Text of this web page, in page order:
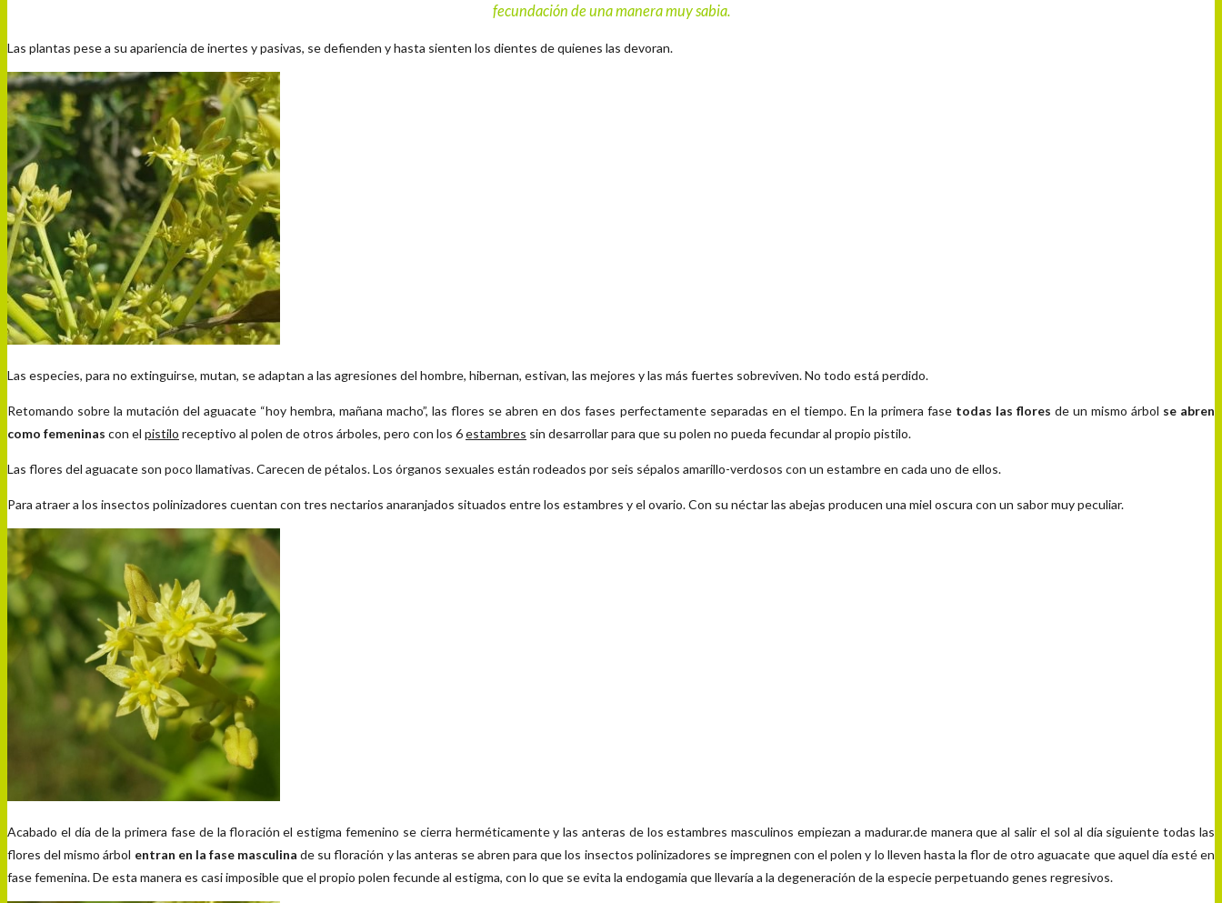
fecundación de una manera muy sabia.
Las plantas pese a su apariencia de inertes y pasivas, se defienden y hasta sienten los dientes de quienes las devoran.
Las especies, para no extinguirse, mutan, se adaptan a las agresiones del hombre, hibernan, estivan, las mejores y las más fuertes sobreviven. No todo está perdido.
Retomando sobre la mutación del aguacate “hoy hembra, mañana macho”, las flores se abren en dos fases perfectamente separadas en el tiempo. En la primera fase todas las flores de un mismo árbol se abren
como femeninas con el pistilo receptivo al polen de otros árboles, pero con los 6estambres sin desarrollar para que su polen no pueda fecundar al propio pistilo.
Las flores del aguacate son poco llamativas. Carecen de pétalos. Los órganos sexuales están rodeados por seis sépalos amarillo-verdosos con un estambre en cada uno de ellos.
Para atraer a los insectos polinizadores cuentan con tres nectarios anaranjados situados entre los estambres y el ovario. Con su néctar las abejas producen una miel oscura con un sabor muy peculiar.
Acabado el día de la primera fase de la floración el estigma femenino se cierra herméticamente y las anteras de los estambres masculinos empiezan a madurar.de manera que al salir el sol al día siguiente todas las
flores del mismo árbol entran en la fase masculina de su floración y las anteras se abren para que los insectos polinizadores se impregnen con el polen y lo lleven hasta la flor de otro aguacate que aquel día esté en
fase femenina. De esta manera es casi imposible que el propio polen fecunde al estigma, con lo que se evita la endogamia que llevaría a la degeneración de la especie perpetuando genes regresivos.